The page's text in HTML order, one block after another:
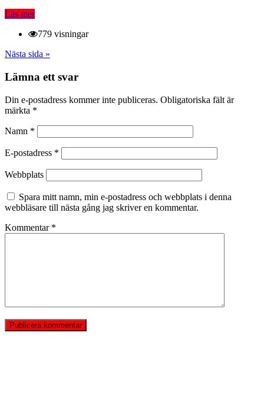
Läs mer
779 visningar
Nästa sida »
Lämna ett svar
Din e-postadress kommer inte publiceras. Obligatoriska fält är
märkta *
Namn *
E-postadress *
Webbplats
Spara mitt namn, min e-postadress och webbplats i denna
webbläsare till nästa gång jag skriver en kommentar.
Kommentar *